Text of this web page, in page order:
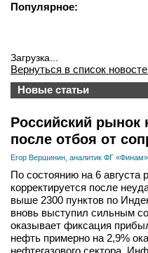
Популярное:
Загрузка...
Вернуться в список
Новые статьи
Российский рынок
после отбоя от
Егор Вершинин, аналитик ФГ «Финам»
По состоянию на 6 августа
корректируется после
выше 2300 пунктов по
вновь выступил сильным
оказывает фиксация
нефть примерно на 2,9%
нефтегазового сектора.